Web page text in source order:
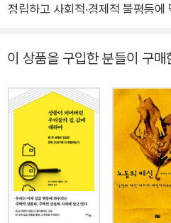
정립하고 사회적·경제적 불평등
탠딩의 신작 『시간 불평등』이 출
하며 불평등을 고착 및 심화시켜
을 전면적으로 검토하고 비판한다. 존 메이너드 케인스는 2030
년이 되면 사람들이 주당 평균 15
언했다. 그러나 2030년을 목전에
간은 1,800시간에 육박하며 그중
로 사회’ ‘일중독 사회’라는 꼬리
그럼에도 노동시간 유연화라는
이 상품을 구입한 분들이 구매